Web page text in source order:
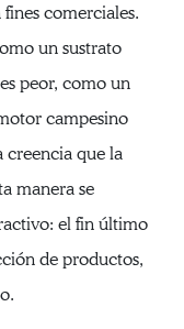
comerciales.
un sustrato
peor, como un
campesino
creencia que la
manera se
el fin último
de productos,